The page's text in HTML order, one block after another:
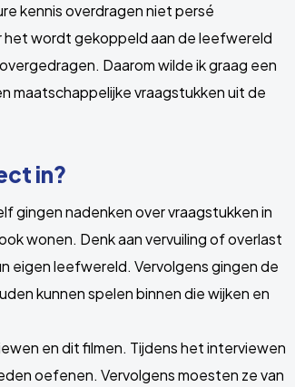
kennis overdragen niet persé
het wordt gekoppeld aan de leefwereld
Daarom wilde ik graag een
maatschappelijke vraagstukken uit de
in?
gingen nadenken over vraagstukken in
wonen. Denk aan vervuiling of overlast
eigen leefwereld. Vervolgens gingen de
kunnen spelen binnen die wijken en
en dit filmen. Tijdens het interviewen
oefenen. Vervolgens moesten ze van